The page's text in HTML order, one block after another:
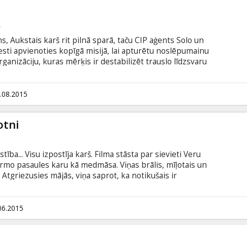
Aukstais karš rit pilnā sparā, taču CIP aģents Solo un
apvienoties kopīgā misijā, lai apturētu noslēpumainu
kuras mērķis ir destabilizēt trauslo līdzsvaru
vācu zinātnieka meita, turklāt vīriem nav daudz laika,
globālu katastrofu. Filma angļu valodā ar
valodā.
Visu izpostīja karš. Filma stāsta par sievieti Veru
pasaules karu kā medmāsa. Viņas brālis, mīļotais un
mājās, viņa saprot, ka notikušais ir
latviešu un krievu valodā.